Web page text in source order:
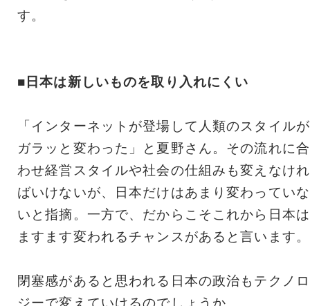
す。
■日本は新しいものを取り入れにくい
「インターネットが登場して人類のスタイルが
ガラッと変わった」と夏野さん。その流れに合
わせ経営スタイルや社会の仕組みも変えなけれ
ばいけないが、日本だけはあまり変わっていな
いと指摘。一方で、だからこそこれから日本は
ますます変われるチャンスがあると言います。
閉塞感があると思われる日本の政治もテクノロ
ジーで変えていけるのでしょうか。